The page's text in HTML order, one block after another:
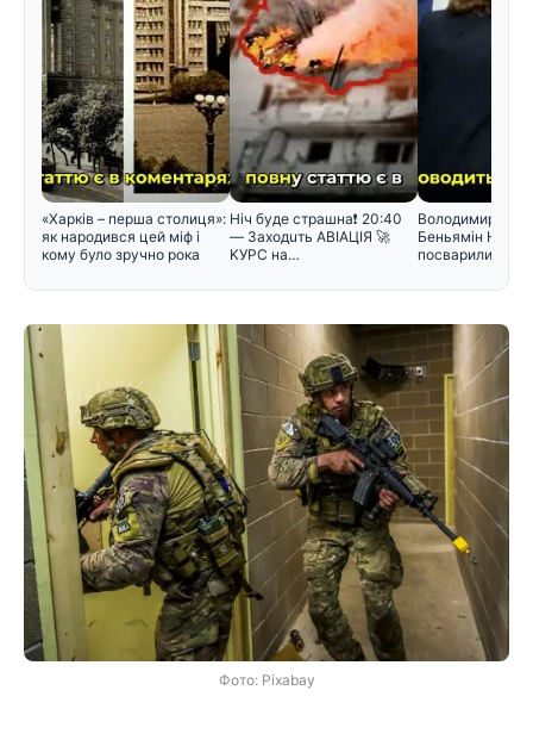
«Харків – перша столиця»:
як народився цей міф і
кому було зручно рока
Hiч бyдe cтpaшнa❗️ 20:40
— Зaxoдuть ABIAЦIЯ 🚀
KУPC нa…
Володимир
Беньямін
посварилися
Фото: Pixabay